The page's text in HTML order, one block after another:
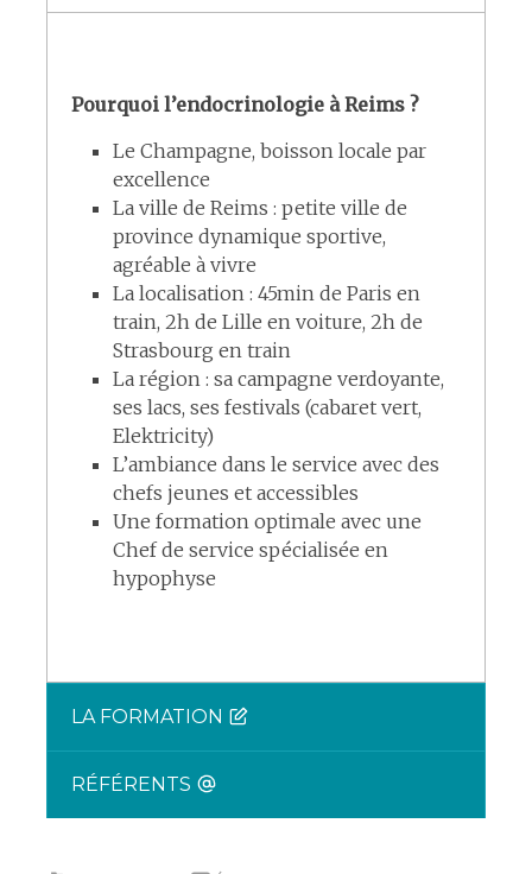
Pourquoi l’endocrinologie à Reims ?
Le Champagne, boisson locale par
excellence
La ville de Reims : petite ville de
province dynamique sportive,
agréable à vivre
La localisation : 45min de Paris en
train, 2h de Lille en voiture, 2h de
Strasbourg en train
La région : sa campagne verdoyante,
ses lacs, ses festivals (cabaret vert,
Elektricity)
L’ambiance dans le service avec des
chefs jeunes et accessibles
Une formation optimale avec une
Chef de service spécialisée en
hypophyse
LA FORMATION
RÉFÉRENTS